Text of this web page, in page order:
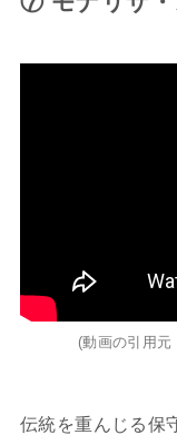
(動画の引用元
伝統を重んじる保